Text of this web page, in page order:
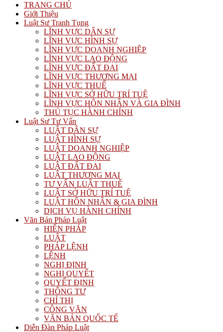
TRANG CHỦ
Giới Thiệu
Luật Sư Tranh Tụng
LĨNH VỰC DÂN SỰ
LĨNH VỰC HÌNH SỰ
LĨNH VỰC DOANH NGHIỆP
LĨNH VỰC LAO ĐỘNG
LĨNH VỰC ĐẤT ĐAI
LĨNH VỰC THƯƠNG MẠI
LĨNH VỰC THUẾ
LĨNH VỰC SỞ HỮU TRÍ TUỆ
LĨNH VỰC HÔN NHÂN VÀ GIA ĐÌNH
THỦ TỤC HÀNH CHÍNH
Luật Sư Tư Vấn
LUẬT DÂN SỰ
LUẬT HÌNH SỰ
LUẬT DOANH NGHIỆP
LUẬT LAO ĐỘNG
LUẬT ĐẤT ĐAI
LUẬT THƯƠNG MẠI
TƯ VẤN LUẬT THUẾ
LUẬT SỞ HỮU TRÍ TUỆ
LUẬT HÔN NHÂN & GIA ĐÌNH
DỊCH VỤ HÀNH CHÍNH
Văn Bản Pháp Luật
HIẾN PHÁP
LUẬT
PHÁP LỆNH
LỆNH
NGHỊ ĐỊNH
NGHỊ QUYẾT
QUYẾT ĐỊNH
THÔNG TƯ
CHỈ THỊ
CÔNG VĂN
VĂN BẢN QUỐC TẾ
Diễn Đàn Pháp Luật